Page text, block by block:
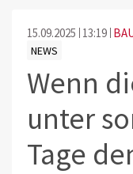
15.09.2025 13:19
NEWS
Wenn
unter
Tage